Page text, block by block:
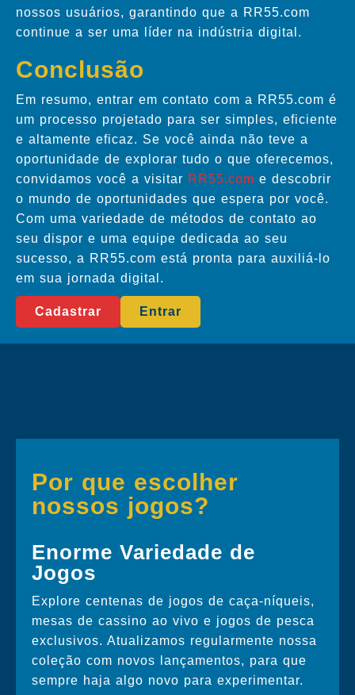
nossos usuários, garantindo que a RR55.com
continue a ser uma líder na indústria digital.
Conclusão
Em resumo, entrar em contato com a RR55.com é
um processo projetado para ser simples, eficiente
e altamente eficaz. Se você ainda não teve a
oportunidade de explorar tudo o que oferecemos,
convidamos você a visitar RR55.com e descobrir
o mundo de oportunidades que espera por você.
Com uma variedade de métodos de contato ao
seu dispor e uma equipe dedicada ao seu
sucesso, a RR55.com está pronta para auxiliá-lo
em sua jornada digital.
Cadastrar Entrar
Por que escolher
nossos jogos?
Enorme Variedade de
Jogos
Explore centenas de jogos de caça-níqueis,
mesas de cassino ao vivo e jogos de pesca
exclusivos. Atualizamos regularmente nossa
coleção com novos lançamentos, para que
sempre haja algo novo para experimentar.